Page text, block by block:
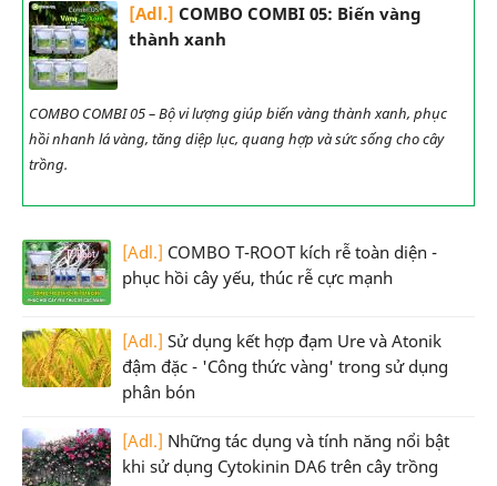
[Adl.] COMBO COMBI 05: Biến vàng
thành xanh
COMBO COMBI 05 – Bộ vi lượng giúp biến vàng thành xanh, phục
hồi nhanh lá vàng, tăng diệp lục, quang hợp và sức sống cho cây
trồng.
[Adl.] COMBO T-ROOT kích rễ toàn diện -
phục hồi cây yếu, thúc rễ cực mạnh
[Adl.] Sử dụng kết hợp đạm Ure và Atonik
đậm đặc - 'Công thức vàng' trong sử dụng
phân bón
[Adl.] Những tác dụng và tính năng nổi bật
khi sử dụng Cytokinin DA6 trên cây trồng